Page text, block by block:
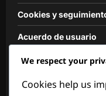
Cookies y
Acuerdo de usuario
Sobre nosotros
Política de
We respect your
Cookies help us